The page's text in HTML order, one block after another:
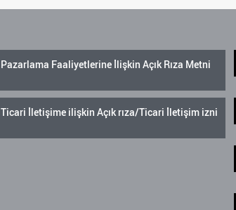
Pazarlama Faaliyetlerine İlişkin Açık Rıza Metni
Ticari İletişime ilişkin Açık rıza/Ticari İletişim izni